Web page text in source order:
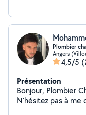
Plombier
Angers
4,5/5
Présentation
Bonjour, Plombier
N'hésitez pas à me